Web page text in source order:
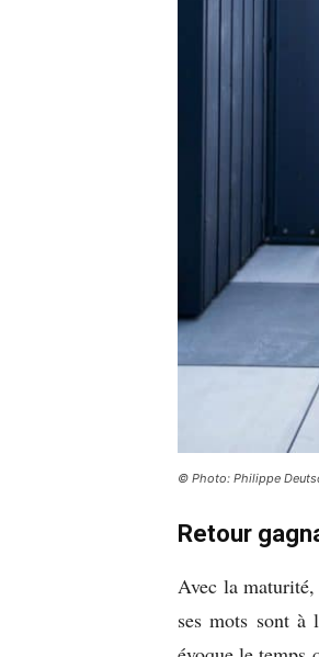
© Photo: Philippe
Retour
Avec la maturité,
ses mots sont à